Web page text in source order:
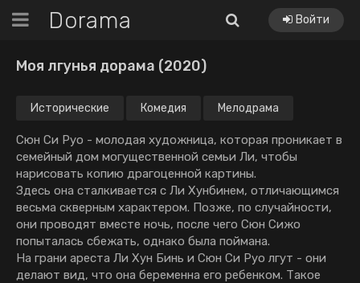
Dorama Войти
Моя лгунья дорама (2020)
Исторические Комедия Мелодрама
Сюн Си Руо - молодая художница, которая проникает в
семейный дом могущественной семьи Ли, чтобы
нарисовать копию драгоценной картины.
Здесь она сталкивается с Ли Хунбинем, отличающимся
весьма скверным характером. Позже, по случайности,
они проводят вместе ночь, после чего Сюн Сижо
попыталась сбежать, однако была поймана.
На грани ареста Ли Хун Бинь и Сюн Си Руо лгут - они
делают вид, что она беременна его ребенком. Такое